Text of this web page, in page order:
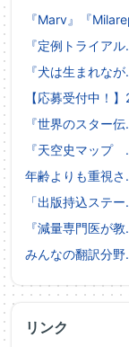
『Marv』『
『定例トライア
『犬は生まれな
【応募受付中！
『世界のスター
『天空史マップ
年齢よりも重視
「出版持込ステ
『減量専門医が
みんなの翻訳分
リンク